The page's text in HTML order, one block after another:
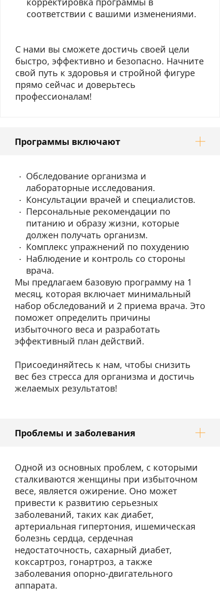
соответствии с вашими изменениями.
С нами вы сможете достичь своей цели
быстро, эффективно и безопасно. Начните
свой путь к здоровья и стройной фигуре
прямо сейчас и доверьтесь
профессионалам!
Программы включают
Обследование организма и
лабораторные исследования.
Консультации врачей и специалистов.
Персональные рекомендации по
питанию и образу жизни, которые
должен получать организм.
Комплекс упражнений по похудению
Наблюдение и контроль со стороны
врача.
Мы предлагаем базовую программу на 1
месяц, которая включает минимальный
набор обследований и 2 приема врача. Это
поможет определить причины
избыточного веса и разработать
эффективный план действий.
Присоединяйтесь к нам, чтобы снизить
вес без стресса для организма и достичь
желаемых результатов!
Проблемы и заболевания
Одной из основных проблем, с которыми
сталкиваются женщины при избыточном
весе, является ожирение. Оно может
привести к развитию серьезных
заболеваний, таких как диабет,
артериальная гипертония, ишемическая
болезнь сердца, сердечная
недостаточность, сахарный диабет,
коксартроз, гонартроз, а также
заболевания опорно-двигательного
аппарата.